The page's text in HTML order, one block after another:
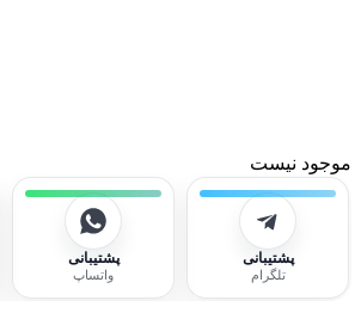
موجود نیست
پشتیبانی
تلگرام
پشتیبانی
واتساپ